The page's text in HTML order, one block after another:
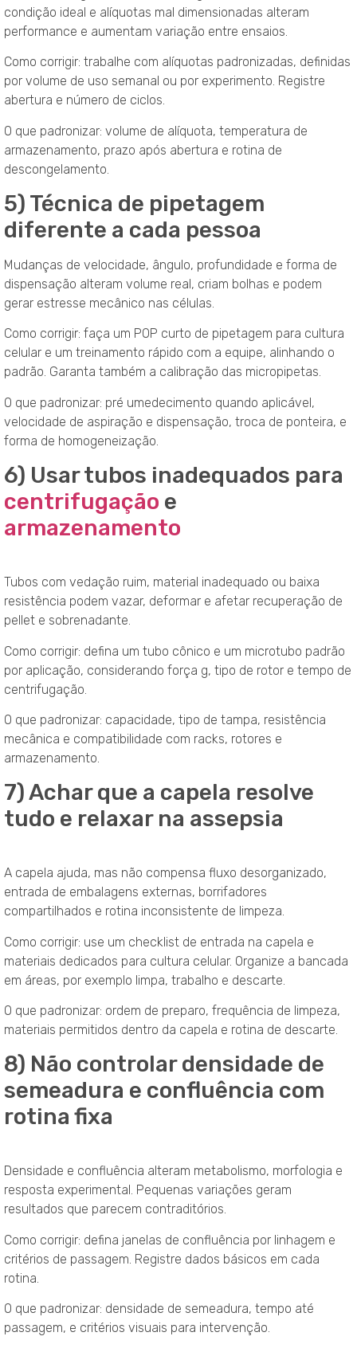
condição ideal e alíquotas mal dimensionadas alteram
performance e aumentam variação entre ensaios.
Como corrigir: trabalhe com alíquotas padronizadas, definidas
por volume de uso semanal ou por experimento. Registre
abertura e número de ciclos.
O que padronizar: volume de alíquota, temperatura de
armazenamento, prazo após abertura e rotina de
descongelamento.
5) Técnica de pipetagem
diferente a cada pessoa
Mudanças de velocidade, ângulo, profundidade e forma de
dispensação alteram volume real, criam bolhas e podem
gerar estresse mecânico nas células.
Como corrigir: faça um POP curto de pipetagem para cultura
celular e um treinamento rápido com a equipe, alinhando o
padrão. Garanta também a calibração das micropipetas.
O que padronizar: pré umedecimento quando aplicável,
velocidade de aspiração e dispensação, troca de ponteira, e
forma de homogeneização.
6) Usar tubos inadequados para
centrifugação e
armazenamento
Tubos com vedação ruim, material inadequado ou baixa
resistência podem vazar, deformar e afetar recuperação de
pellet e sobrenadante.
Como corrigir: defina um tubo cônico e um microtubo padrão
por aplicação, considerando força g, tipo de rotor e tempo de
centrifugação.
O que padronizar: capacidade, tipo de tampa, resistência
mecânica e compatibilidade com racks, rotores e
armazenamento.
7) Achar que a capela resolve
tudo e relaxar na assepsia
A capela ajuda, mas não compensa fluxo desorganizado,
entrada de embalagens externas, borrifadores
compartilhados e rotina inconsistente de limpeza.
Como corrigir: use um checklist de entrada na capela e
materiais dedicados para cultura celular. Organize a bancada
em áreas, por exemplo limpa, trabalho e descarte.
O que padronizar: ordem de preparo, frequência de limpeza,
materiais permitidos dentro da capela e rotina de descarte.
8) Não controlar densidade de
semeadura e confluência com
rotina fixa
Densidade e confluência alteram metabolismo, morfologia e
resposta experimental. Pequenas variações geram
resultados que parecem contraditórios.
Como corrigir: defina janelas de confluência por linhagem e
critérios de passagem. Registre dados básicos em cada
rotina.
O que padronizar: densidade de semeadura, tempo até
passagem, e critérios visuais para intervenção.